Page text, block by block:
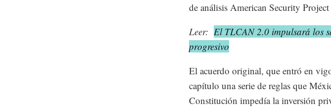
de análisis American Security
Leer: El TLCAN 2.0 impulsará los
progresivo
El acuerdo original, que entró en
capítulo una serie de reglas que
Constitución impedía la inversión